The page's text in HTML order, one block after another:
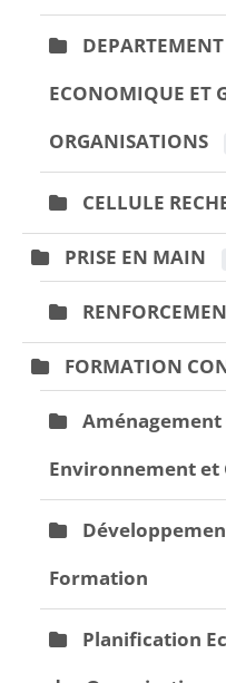
ECONOMIQUE ET
ORGANISATIONS
CELLULE
PRISE EN MAIN
FORMATION
Environnement et
Formation
Planification